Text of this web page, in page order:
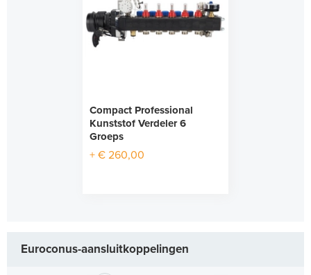
Compact Professional
Kunststof Verdeler 6
Groeps
+ € 260,00
Euroconus-aansluitkoppelingen